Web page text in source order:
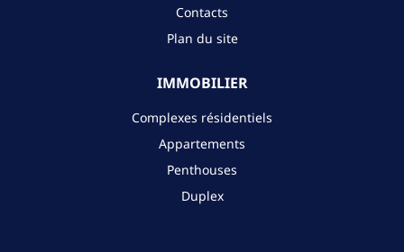
Contacts
Plan du site
IMMOBILIER
Complexes résidentiels
Appartements
Penthouses
Duplex